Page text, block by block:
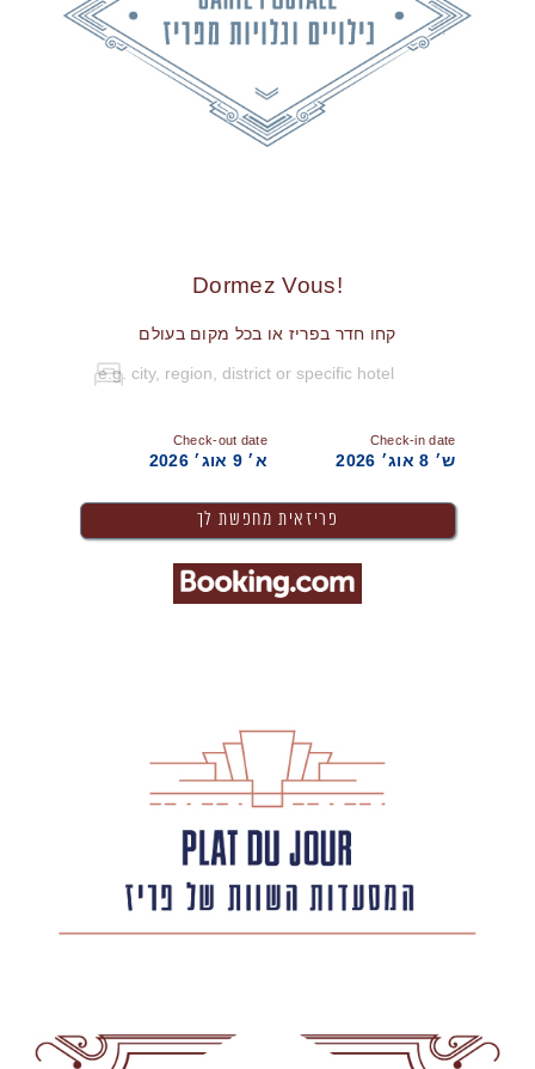
!Dormez Vous
קחו חדר בפריז או בכל מקום בעולם
Check-in date
ש׳ 8 אוג׳ 2026
Check-out date
א׳ 9 אוג׳ 2026